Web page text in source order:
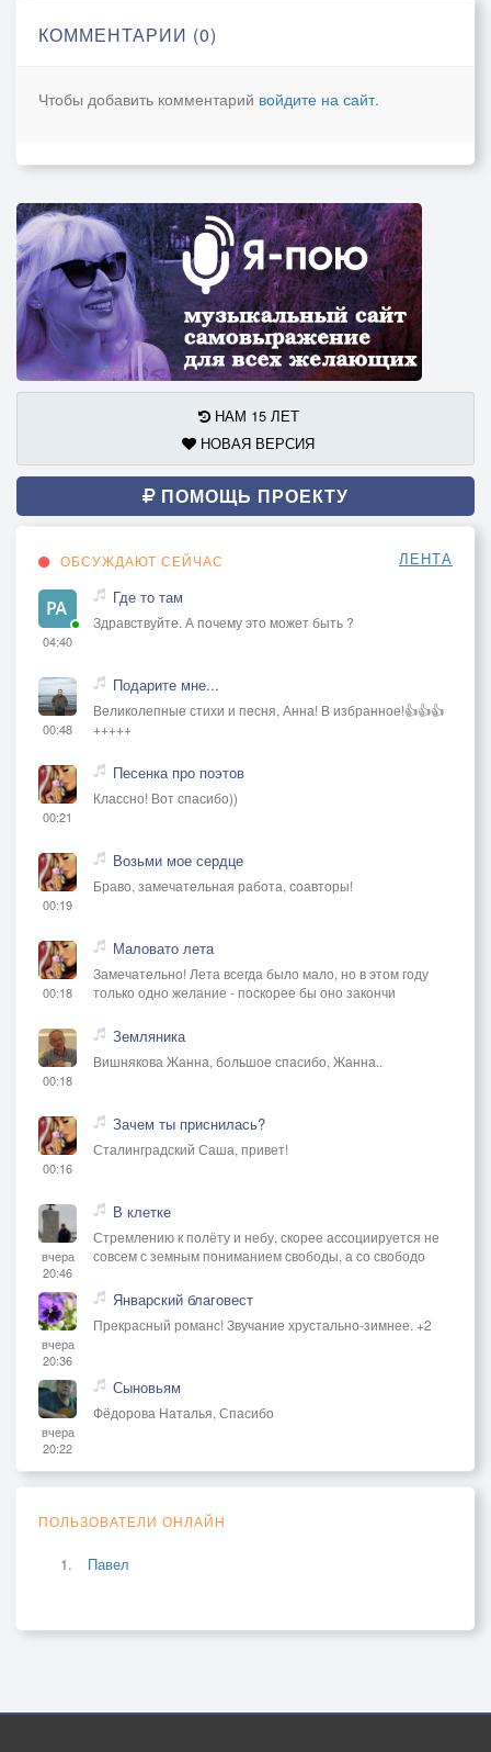
КОММЕНТАРИИ (0)
Чтобы добавить комментарий войдите на сайт.
НАМ 15 ЛЕТ
НОВАЯ ВЕРСИЯ
ПОМОЩЬ ПРОЕКТУ
ОБСУЖДАЮТ СЕЙЧАС ЛЕНТА
04:40
Где то там
Здравствуйте. А почему это может быть ?
00:48
Подарите мне...
Великолепные стихи и песня, Анна! В избранное!👍👍👍
+++++
00:21
Песенка про поэтов
Классно! Вот спасибо))
00:19
Возьми мое сердце
Браво, замечательная работа, соавторы!
00:18
Маловато лета
Замечательно! Лета всегда было мало, но в этом году
только одно желание - поскорее бы оно закончи
00:18
Земляника
Вишнякова Жанна, большое спасибо, Жанна..
00:16
Зачем ты приснилась?
Сталинградский Саша, привет!
вчера
20:46
В клетке
Стремлению к полёту и небу, скорее ассоциируется не
совсем с земным пониманием свободы, а со свободо
вчера
20:36
Январский благовест
Прекрасный романс! Звучание хрустально-зимнее. +2
вчера
20:22
Сыновьям
Фёдорова Наталья, Спасибо
ПОЛЬЗОВАТЕЛИ ОНЛАЙН
Павел